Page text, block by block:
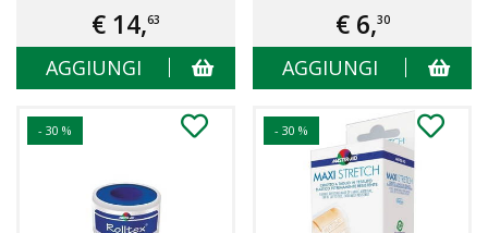
€ 14,63
AGGIUNGI
€ 6,30
AGGIUNGI
- 30 % - 30 %